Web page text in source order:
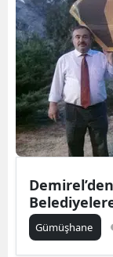
Gümüşhane